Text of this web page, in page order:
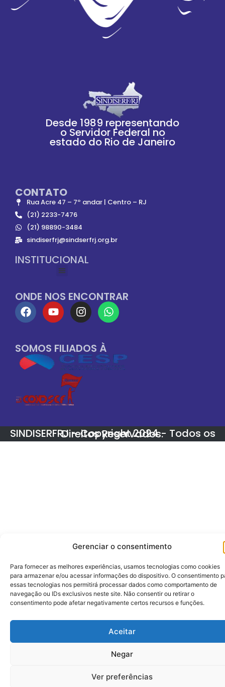
Gerenciar o consentimento
Para fornecer as melhores experiências, usamos tecnologias como cookies
para armazenar e/ou acessar informações do dispositivo. O consentimento
essas tecnologias nos permitirá processar dados como comportamento de
navegação ou IDs exclusivos neste site. Não consentir ou retirar o
consentimento pode afetar negativamente certos recursos e funções.
Aceitar
Negar
Ver preferências
Desde 1989 representando
o Servidor Federal no
estado do Rio de Janeiro
CONTATO
Rua Acre 47 – 7º andar | Centro – RJ
(21) 2233-7476
(21) 98890-3484
sindiserfrj@sindserfrj.org.br
INSTITUCIONAL
ONDE NOS ENCONTRAR
SOMOS FILIADOS À
SINDISERFRJ - Copyright 2024 - Todos os Direitos Reservados.